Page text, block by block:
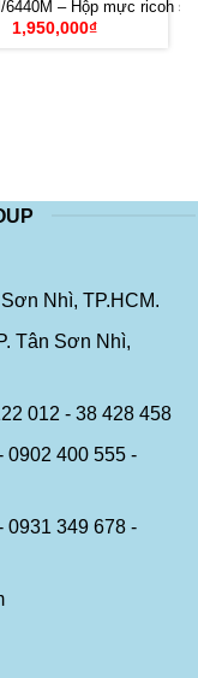
6440M – Hộp mực ricoh
1,950,000₫
Nhì, TP.HCM.
Tân Sơn Nhì,
012 - 38 428 458
0902 400 555 -
0931 349 678 -